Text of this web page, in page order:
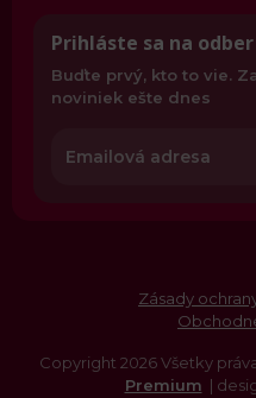
Prihláste sa na
Buďte prvý, kto to vie.
noviniek ešte dnes
Copyright 2026 Všetky
Premium |
Zásady